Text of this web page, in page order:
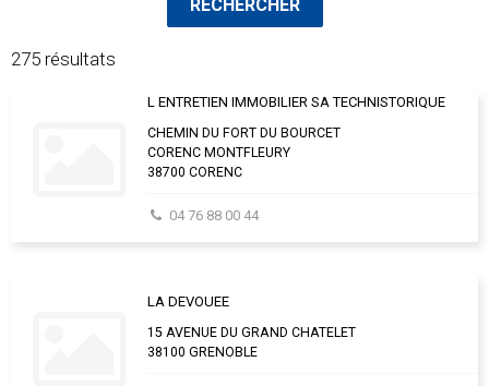
275 résultats
L ENTRETIEN IMMOBILIER SA TECHNISTORIQUE
CHEMIN DU FORT DU BOURCET
CORENC MONTFLEURY
38700 CORENC
04 76 88 00 44
LA DEVOUEE
15 AVENUE DU GRAND CHATELET
38100 GRENOBLE